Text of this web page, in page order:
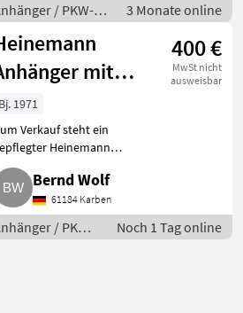
/ PKW-
3 Monate online
mit
Deckel
400 €
MwSt nicht
ausweisbar
Bj. 1971
Verkauf steht ein
Heinemann
Anhänger (EZ Mai 1971) mit
Deckel, ideal für
Transport von
Werkzeugen
kleineren Möbel
Bernd Wolf
61184 Karben
/ PKW-
Noch 1 Tag online